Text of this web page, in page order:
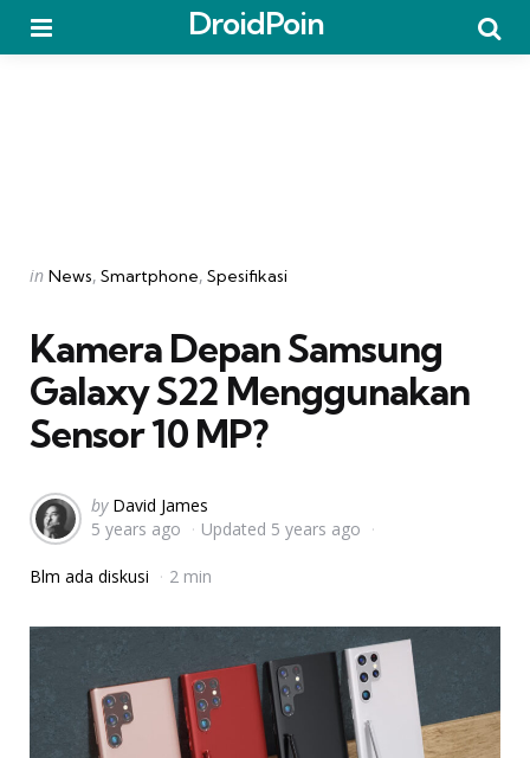
DroidPoin
Categories
Posted
in News Smartphone Spesifikasi
Kamera Depan Samsung
Galaxy S22 Menggunakan
Sensor 10 MP?
Posted
by
by David James
5 years ago
Updated 5 years ago
Blm ada diskusi 2 min